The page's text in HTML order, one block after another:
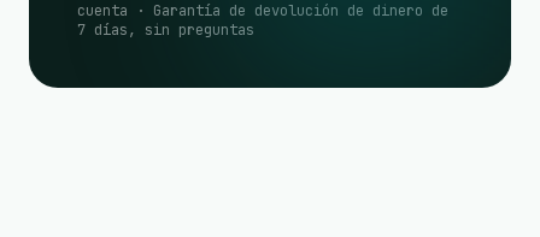
cuenta · Garantía de devolución de dinero de
7 días, sin preguntas